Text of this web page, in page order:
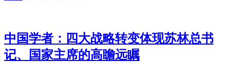
中国学者：四大战略转变体现苏林总书
记、国家主席的高瞻远瞩